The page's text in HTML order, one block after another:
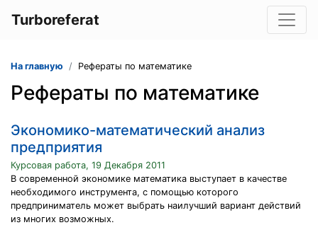
Turboreferat
На главную Рефераты по математике
Рефераты по математике
Экономико-математический анализ
предприятия
Курсовая работа, 19 Декабря 2011
В современной экономике математика выступает в качестве
необходимого инструмента, с помощью которого
предприниматель может выбрать наилучший вариант действий
из многих возможных.